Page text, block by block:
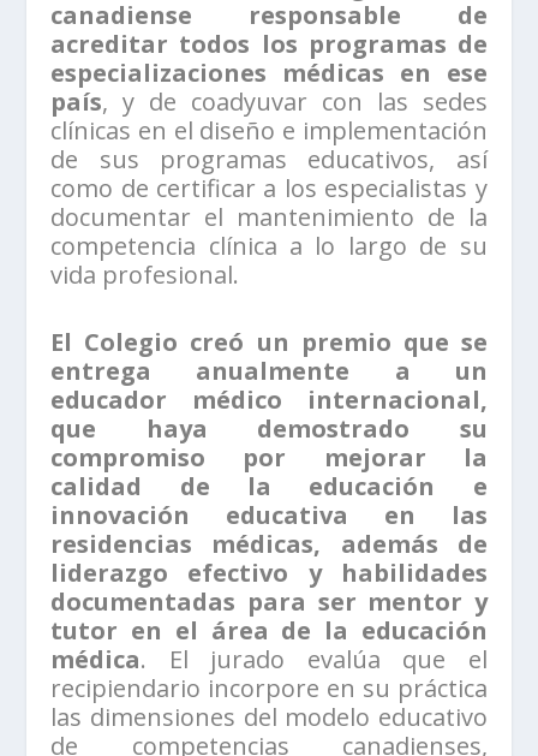
canadiense responsable de
acreditar todos los programas de
especializaciones médicas en ese
país, y de coadyuvar con las sedes
clínicas en el diseño e implementación
de sus programas educativos, así
como de certificar a los especialistas y
documentar el mantenimiento de la
competencia clínica a lo largo de su
vida profesional.
El Colegio creó un premio que se
entrega anualmente a un
educador médico internacional,
que haya demostrado su
compromiso por mejorar la
calidad de la educación e
innovación educativa en las
residencias médicas, además de
liderazgo efectivo y habilidades
documentadas para ser mentor y
tutor en el área de la educación
médica. El jurado evalúa que el
recipiendario incorpore en su práctica
las dimensiones del modelo educativo
de competencias canadienses,